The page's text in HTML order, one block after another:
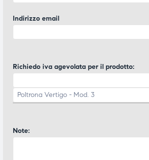
Indirizzo email
Richiedo iva agevolata per il prodotto:
Note: